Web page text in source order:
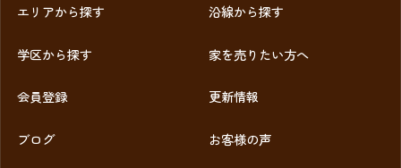
エリアから探す 沿線から探す
学区から探す 家を売りたい方へ
会員登録 更新情報
ブログ お客様の声